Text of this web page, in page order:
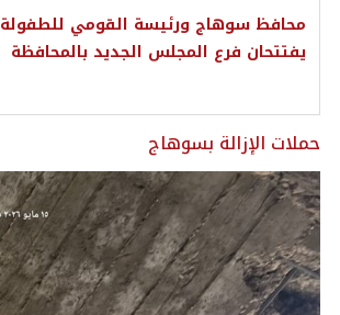
محافظ سوهاج ورئيسة القومي للطفولة
يفتتحان فرع المجلس الجديد بالمحافظة
حملات الإزالة بسوهاج